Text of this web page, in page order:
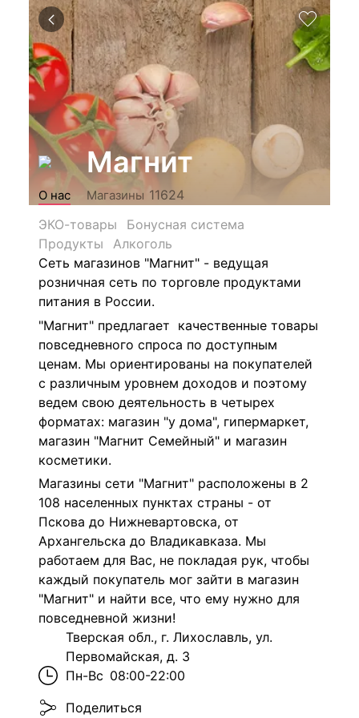
Магнит
О нас Магазины 11624
ЭКО-товары
Бонусная система
Продукты
Алкоголь
Сеть магазинов "Магнит" - ведущая
розничная сеть по торговле продуктами
питания в России.
"Магнит" предлагает качественные товары
повседневного спроса по доступным
ценам. Мы ориентированы на покупателей
с различным уровнем доходов и поэтому
ведем свою деятельность в четырех
форматах: магазин "у дома", гипермаркет,
магазин "Магнит Семейный" и магазин
косметики.
Магазины сети "Магнит" расположены в 2
108 населенных пунктах страны - от
Пскова до Нижневартовска, от
Архангельска до Владикавказа. Мы
работаем для Вас, не покладая рук, чтобы
каждый покупатель мог зайти в магазин
"Магнит" и найти все, что ему нужно для
повседневной жизни!
Тверская обл., г. Лихославль, ул.
Первомайская, д. 3
Пн-Вс 08:00-22:00
Поделиться